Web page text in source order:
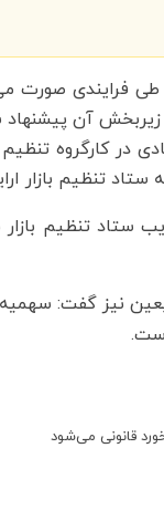
فرایندی صورت
آن پیشنهاد
کارگروه تنظیم
تنظیم بازار
ستاد تنظیم
نیز گفت: سهمیه
قانونی می‌شود